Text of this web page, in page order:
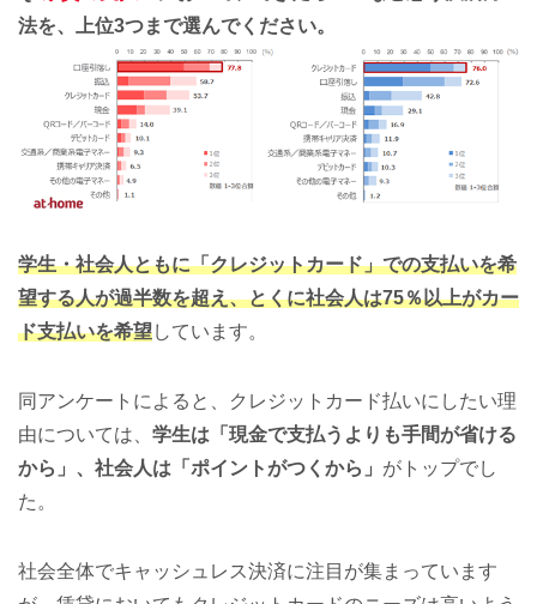
法を、上位3つまで選んでください。
学生・社会人ともに「クレジットカード」での支払いを希
望する人が過半数を超え、とくに社会人は75％以上がカー
ド支払いを希望しています。
同アンケートによると、クレジットカード払いにしたい理
由については、 学生は「現金で支払うよりも手間が省ける
から」、社会人は「ポイントがつくから」 がトップでし
た。
社会全体でキャッシュレス決済に注目が集まっています